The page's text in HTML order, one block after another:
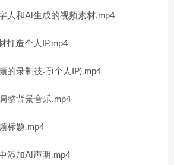
人和Al生成的视频素材.mp4
打造个人IP.mp4
的录制技巧(个人IP).mp4
整背景音乐.mp4
标题.mp4
添加Al声明.mp4